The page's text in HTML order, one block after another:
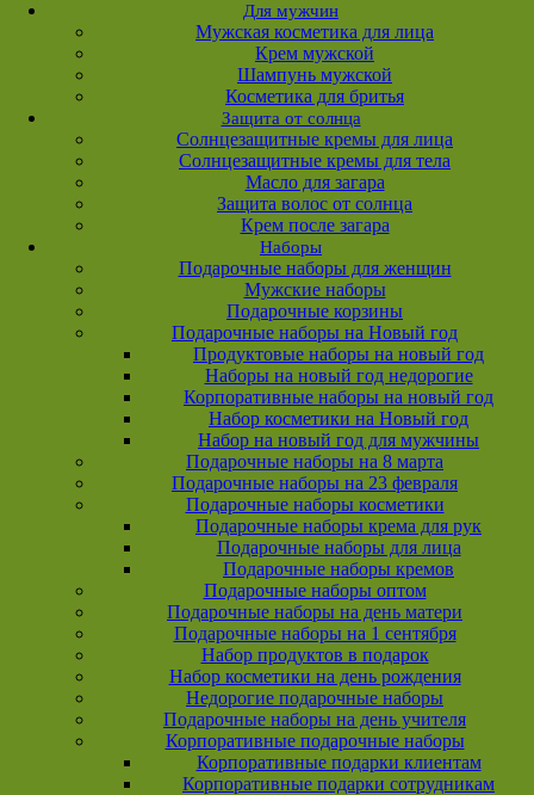
Для мужчин
Мужская косметика для лица
Крем мужской
Шампунь мужской
Косметика для бритья
Защита от солнца
Солнцезащитные кремы для лица
Солнцезащитные кремы для тела
Масло для загара
Защита волос от солнца
Крем после загара
Наборы
Подарочные наборы для женщин
Мужские наборы
Подарочные корзины
Подарочные наборы на Новый год
Продуктовые наборы на новый год
Наборы на новый год недорогие
Корпоративные наборы на новый год
Набор косметики на Новый год
Набор на новый год для мужчины
Подарочные наборы на 8 марта
Подарочные наборы на 23 февраля
Подарочные наборы косметики
Подарочные наборы крема для рук
Подарочные наборы для лица
Подарочные наборы кремов
Подарочные наборы оптом
Подарочные наборы на день матери
Подарочные наборы на 1 сентября
Набор продуктов в подарок
Набор косметики на день рождения
Недорогие подарочные наборы
Подарочные наборы на день учителя
Корпоративные подарочные наборы
Корпоративные подарки клиентам
Корпоративные подарки сотрудникам